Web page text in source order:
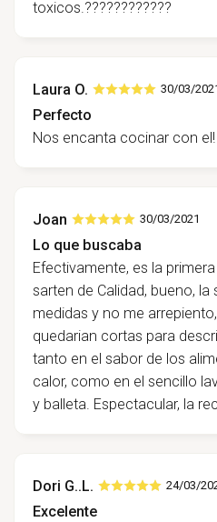
toxicos.????????????
Laura O. 30/03/
Perfecto
Nos encanta cocinar con el!
Joan 30/03/2021
Lo que buscaba
Efectivamente, es la
sarten de Calidad, bueno,
medidas y no me
quedarian cortas para
tanto en el sabor de los
calor, como en el sencillo
y balleta. Espectacular, la
Dori G..L. 24/03/
Excelente